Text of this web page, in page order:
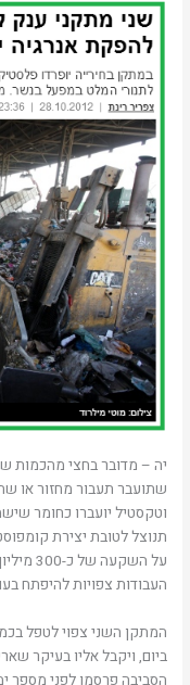
שתועבר תעבור מחזור או
וטקסטיל יועברו כחומר
תנוצל לטובת יצירת
על
העבודות צפויות להיפתח
ביום, ויקבל אליו בעיקר